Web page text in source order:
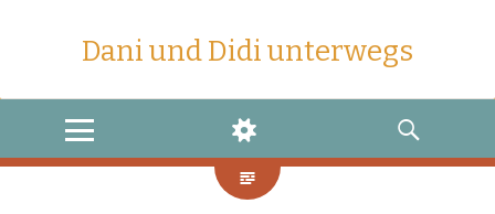
Dani und Didi unterwegs
MENU
WIDGETS
SEARCH